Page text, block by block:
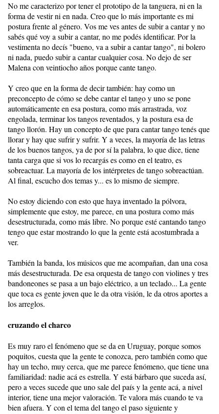
No me caracterizo por tener el prototipo de la tanguera, ni en la
forma de vestir ni en nada. Creo que lo más importante es mi
postura frente al género. Vos me ves antes de subir a cantar y no
sabés qué voy a subir a cantar, no me podés identificar. Por la
vestimenta no decís "bueno, va a subir a cantar tango", ni bolero
ni nada, puedo subir a cantar cualquier cosa. No dejo de ser
Malena con veintiocho años porque cante tango.
Y creo que en la forma de decir también: hay como un
preconcepto de cómo se debe cantar el tango y uno se pone
automáticamente en esa postura, como más arrastrada, voz
engolada, terminar los tangos reventados, y la postura esa de
tango llorón. Hay un concepto de que para cantar tango tenés que
llorar y hay que sufrir y sufrir. Y a veces, la mayoría de las letras
de los buenos tangos, ya de por sí la palabra, lo que dice, tiene
tanta carga que si vos lo recargás es como en el teatro, es
sobreactuar. La mayoría de los intérpretes de tango sobreactúan.
Al final, escucho dos temas y... es lo mismo de siempre.
No estoy diciendo con esto que haya inventado la pólvora,
simplemente que estoy, me parece, en una postura como más
desestructurada, como más libre. No porque esté cantando tango
tengo que estar mostrando lo que la gente está acostumbrada a
ver.
También la banda, los músicos que me acompañan, dan una cosa
más desestructurada. De esa orquesta de tango con violines y tres
bandoneones se pasa a un bajo eléctrico, a un teclado... La gente
que toca es gente joven que le da otra visión, le da otros aportes a
los arreglos.
cruzando el charco
Es muy raro el fenómeno que se da en Uruguay, porque somos
poquitos, cuesta que la gente te conozca, pero también como que
hay un techo, muy cerca, que me parece fenómeno, que tiene una
familiaridad: nadie acá es estrella. Y está bárbaro que suceda así,
pero a veces sucede que uno sale del país y la gente acá, a nivel
interior, tiene una mejor valoración. Te valora más cuando te va
bien afuera. Y con el tema del tango el paso siguiente y